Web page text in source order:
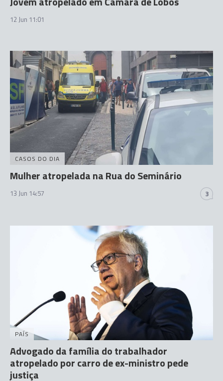
12 Jun 11:01
CASOS DO DIA
Mulher atropelada na Rua do Seminário
13 Jun 14:57 3
PAÍS
Advogado da família do trabalhador
atropelado por carro de ex-ministro pede
justiça